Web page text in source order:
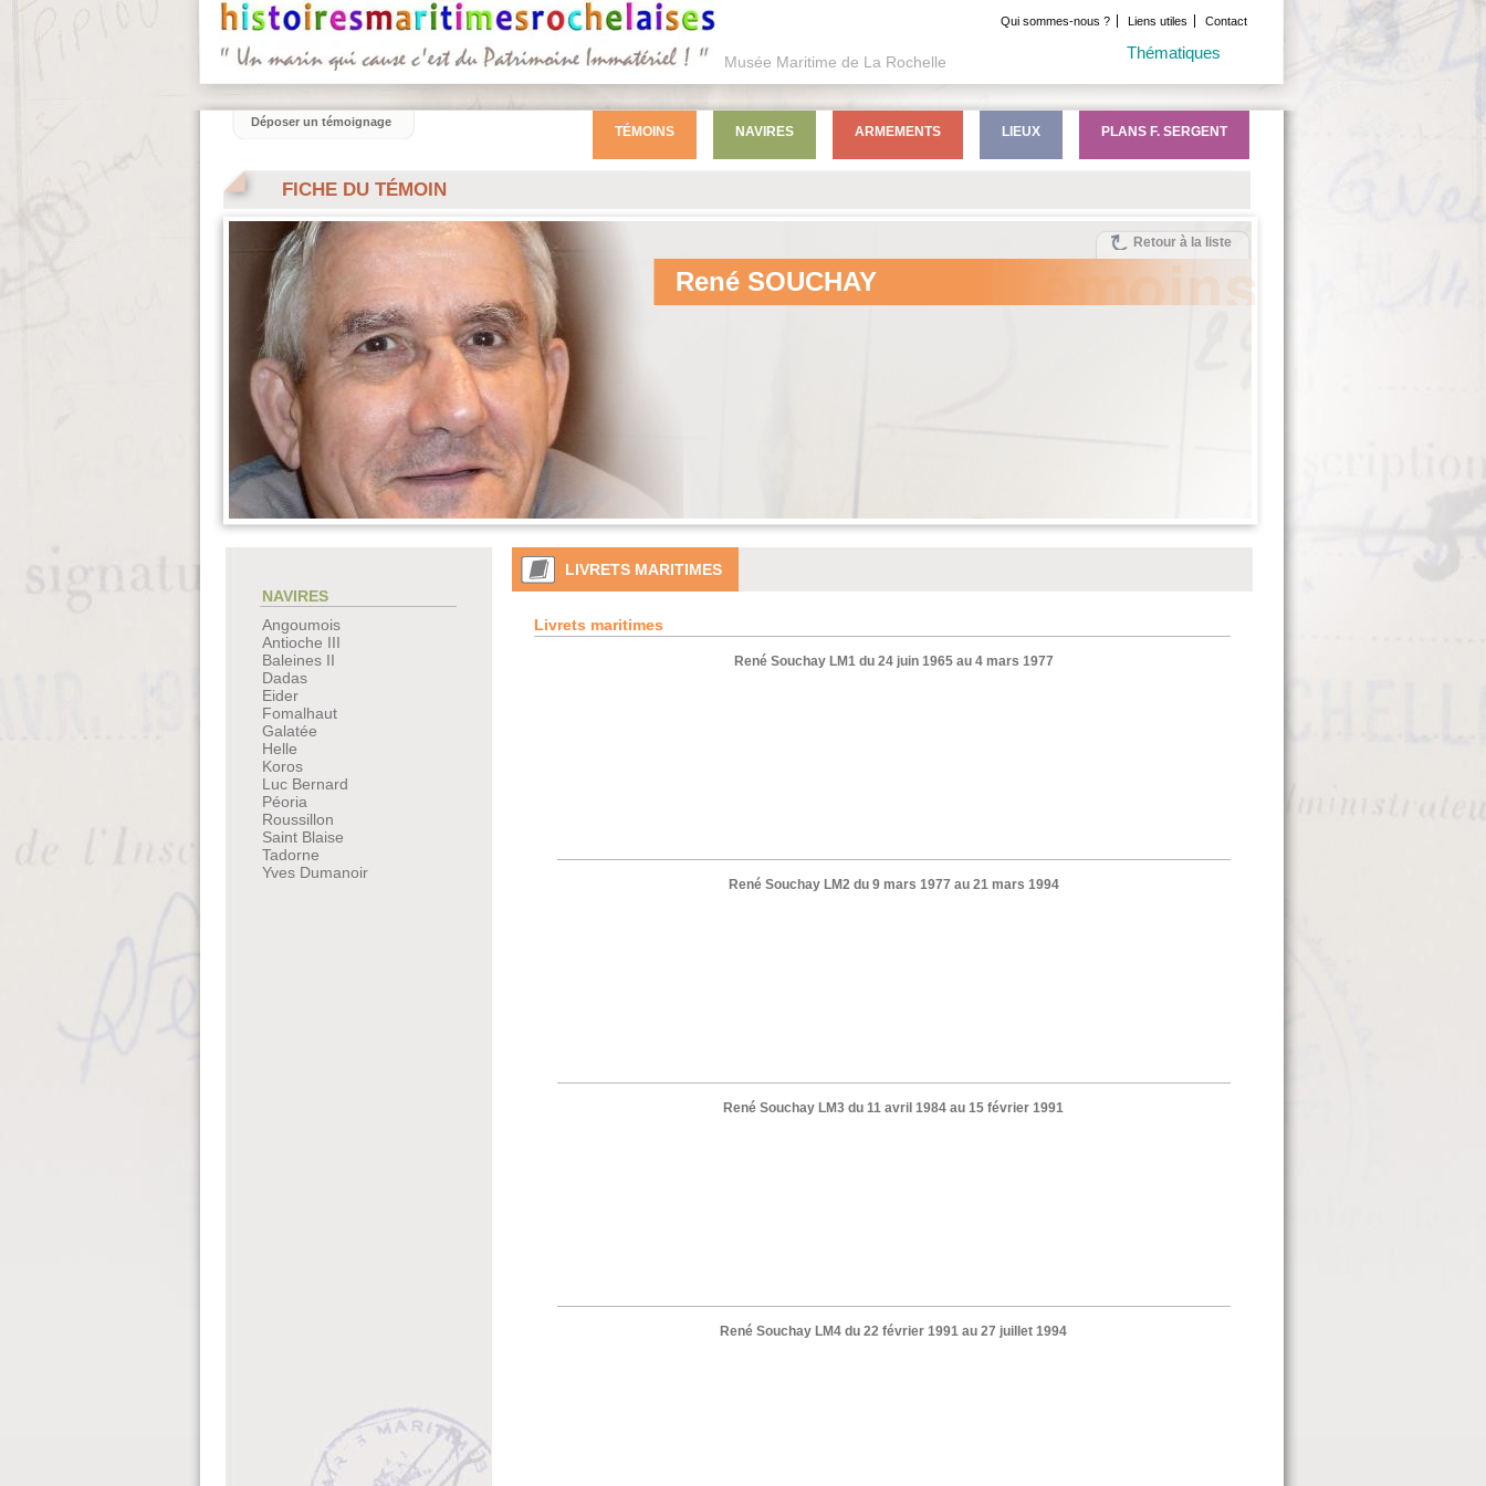
Musée Maritime de La Rochelle
Qui sommes-nous ? Liens utiles Contact
Thématiques
FICHE DU TÉMOIN
Retour à la liste
René SOUCHAY
NAVIRES
Angoumois
Antioche III
Baleines II
Dadas
Eider
Fomalhaut
Galatée
Helle
Koros
Luc Bernard
Péoria
Roussillon
Saint Blaise
Tadorne
Yves Dumanoir
LIVRETS MARITIMES
Livrets maritimes
René Souchay LM1 du 24 juin 1965 au 4 mars 1977
René Souchay LM2 du 9 mars 1977 au 21 mars 1994
René Souchay LM3 du 11 avril 1984 au 15 février 1991
René Souchay LM4 du 22 février 1991 au 27 juillet 1994
TÉMOINS NAVIRES ARMEMENTS LIEUX PLANS F. SERGENT
Déposer un témoignage